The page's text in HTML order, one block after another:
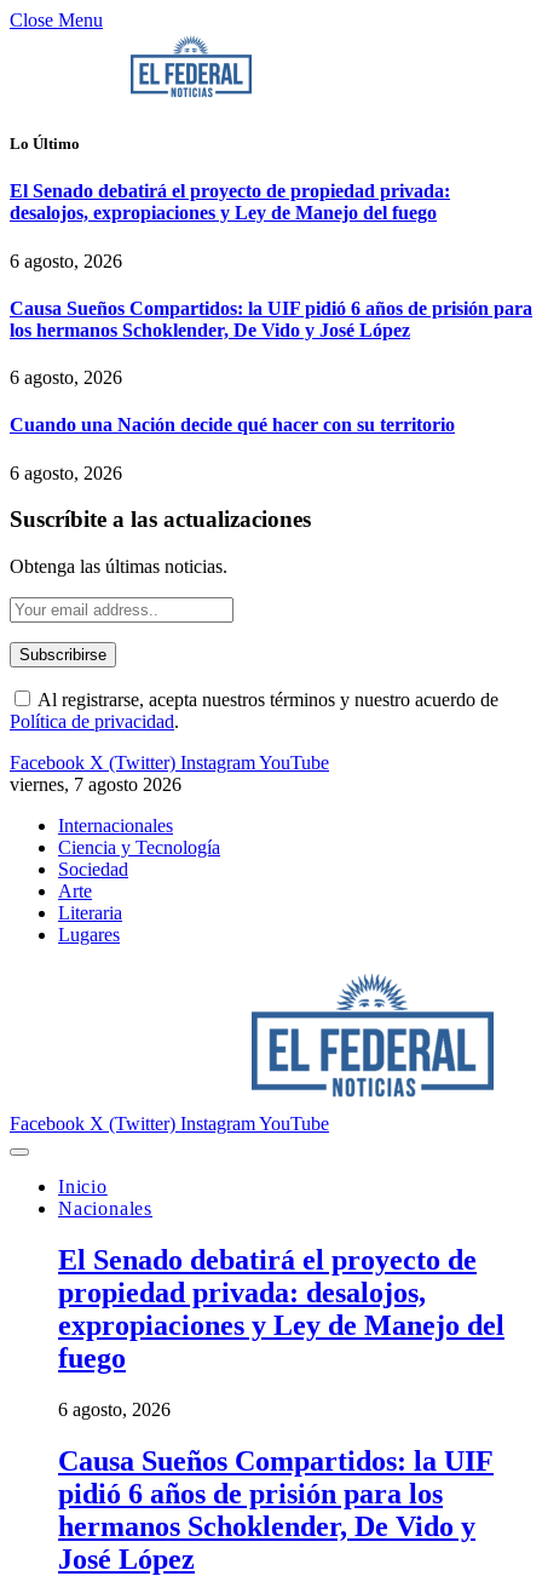
Close Menu
Lo Último
El Senado debatirá el proyecto de propiedad privada:
desalojos, expropiaciones y Ley de Manejo del fuego
6 agosto, 2026
Causa Sueños Compartidos: la UIF pidió 6 años de prisión para
los hermanos Schoklender, De Vido y José López
6 agosto, 2026
Cuando una Nación decide qué hacer con su territorio
6 agosto, 2026
Suscríbite a las actualizaciones
Obtenga las últimas noticias.
Al registrarse, acepta nuestros términos y nuestro acuerdo de
Política de privacidad.
Facebook X (Twitter) InstagramYouTube
viernes, 7 agosto 2026
Internacionales
Ciencia y Tecnología
Sociedad
Arte
Literaria
Lugares
Facebook X (Twitter) InstagramYouTube
Inicio
Nacionales
El Senado debatirá el proyecto de
propiedad privada: desalojos,
expropiaciones y Ley de Manejo del
fuego
6 agosto, 2026
Causa Sueños Compartidos: la UIF
pidió 6 años de prisión para los
hermanos Schoklender, De Vido y
José López